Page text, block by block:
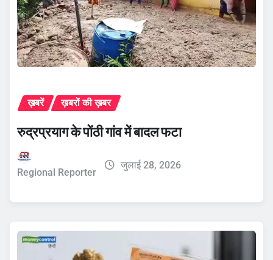
ख़बरें ख़बरों की ख़बर
रुद्रप्रयाग के पोंठी गांव में बादल फटा
Regional Reporter
जुलाई 28, 2026